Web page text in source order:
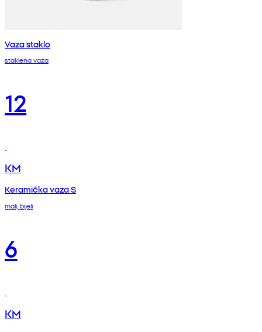
Vaza staklo
staklena vaza
12
KM
Keramička vaza S
mali, bijeli
6
KM